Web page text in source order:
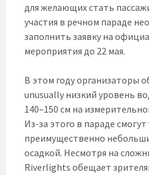
для желающих стать
участия в речном параде
заполнить заявку на
мероприятия до 22 мая.
В этом году организаторы
unusually низкий уровень
140–150 см на
Из-за этого в параде
преимущественно
осадкой. Несмотря на
Riverlights обещает